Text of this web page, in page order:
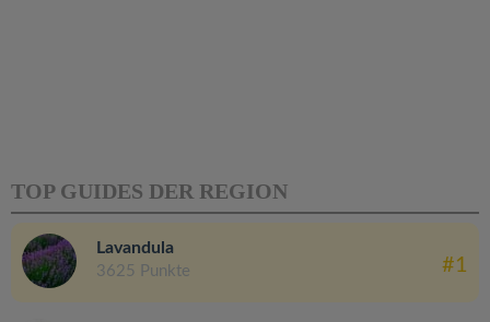
TOP GUIDES DER REGION
Lavandula
3625 Punkte #1